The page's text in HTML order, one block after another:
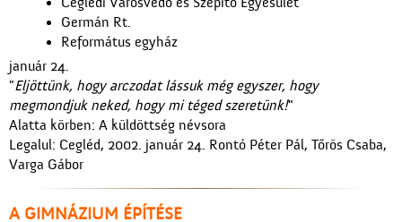
Germán Rt.
Református egyház
január 24.
"Eljöttünk, hogy arczodat lássuk még egyszer, hogy
megmondjuk neked, hogy mi téged szeretünk!"
Alatta körben: A küldöttség névsora
Legalul: Cegléd, 2002. január 24. Rontó Péter Pál, Tőrös Csaba,
Varga Gábor
A GIMNÁZIUM ÉPÍTÉSE